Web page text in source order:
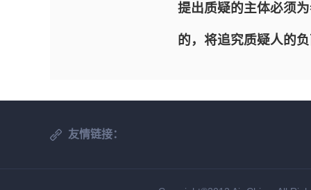
提出质疑的主体必须
的，将追究质疑人的
友情链接：